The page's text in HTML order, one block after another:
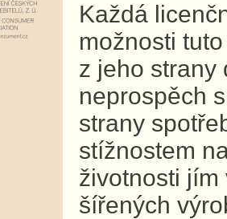
Každá
možnosti
z jeho strany
neprospěch
strany
stížnostem
životnosti
šířených